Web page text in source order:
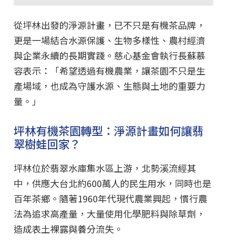
從坪林出發的淨源計畫，已不只是有機茶品牌，
更是一場結合水源保護、生物多樣性、農村經濟
與企業永續的長期實踐。慈心基金會執行長蘇慕
容表示：「希望透過有機農業，讓茶園不只是生
產場域，也成為守護水源、生態與土地的重要力
量。」
坪林有機茶園轉型：淨源計畫如何讓翡
翠樹蛙回家？
坪林位於翡翠水庫集水區上游，北勢溪流經其
中，供應大台北約600萬人的民生用水，同時也是
百年茶鄉。隨著1960年代現代農業興起，慣行農
法為追求高產量，大量使用化學肥料與除草劑，
造成表土裸露與養分流失。